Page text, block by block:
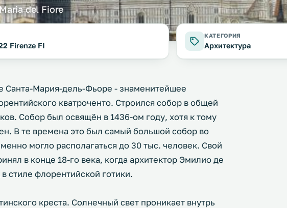
del Fiore
Firenze FI
КАТЕГОРИЯ
Архитектура
Санта-Мария-дель-Фьоре - знаменитейшее
кватроченто. Строился собор в общей
Собор был освящён в 1436-ом году, хотя к тому
В те времена это был самый большой собор во
могло располагаться до 30 тыс. человек. Свой
в конце 18-го века, когда архитектор Эмилио де
стиле флорентийской готики.
креста. Солнечный свет проникает внутрь